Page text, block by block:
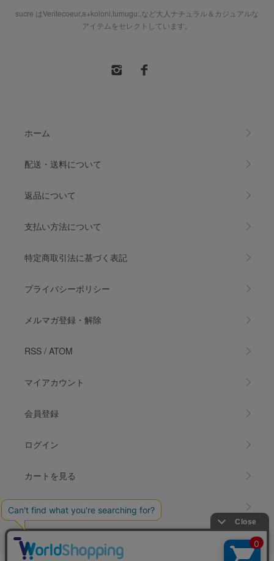
sucre はVeritecoeur,a+koloni,tumugu:,など大人ナチュラル＆カジュアルな
アイテムをセレクトしています。
ホーム
配送・送料について
返品について
支払い方法について
特定商取引法に基づく表記
プライバシーポリシー
メルマガ登録・解除
RSS / ATOM
マイアカウント
会員登録
ログイン
カートを見る
お問い合わせ